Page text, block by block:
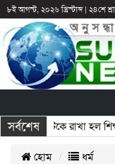
৮ই আগস্ট, ২০২৬ খ্রিস্টাব্দ| ২৪শে
সর্বশেষ
পরও আটকে রাখা হল
হোম ধর্ম